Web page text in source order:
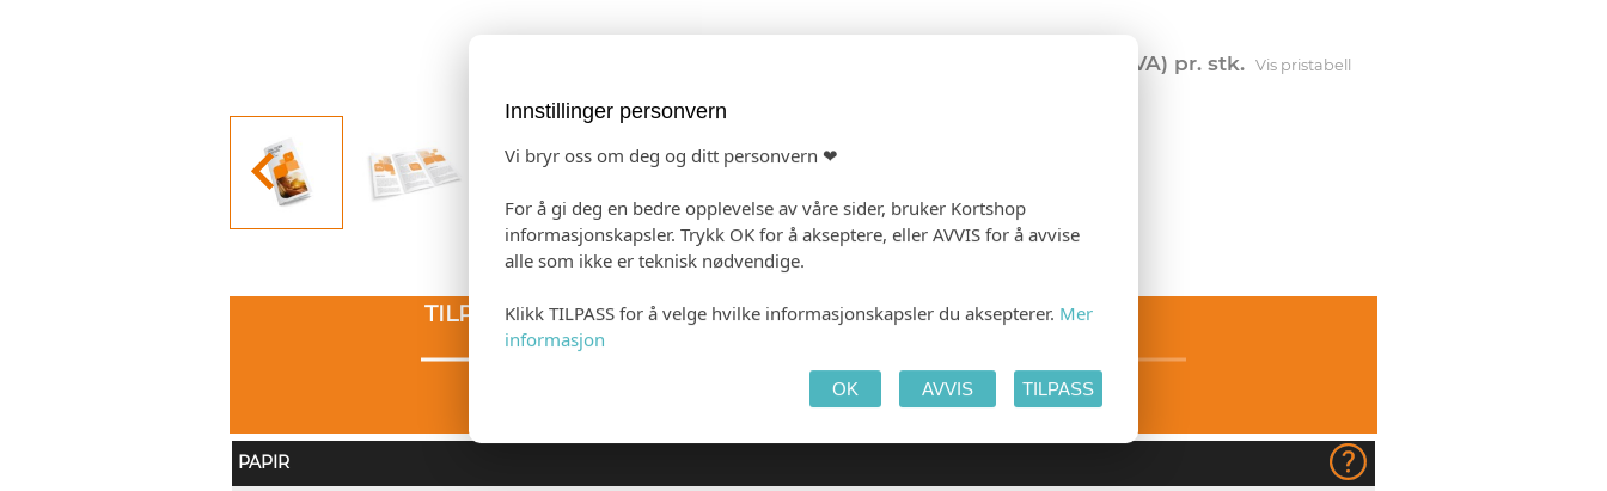
(Eks. MVA) pr. stk. Vis pristabell
TILPASS PRODUKTET HANDLEKURV KASSE
PAPIR
Innstillinger personvern
Vi bryr oss om deg og ditt personvern ❤
For å gi deg en bedre opplevelse av våre sider, bruker Kortshop
informasjonskapsler. Trykk OK for å akseptere, eller AVVIS for å avvise
alle som ikke er teknisk nødvendige.
Klikk TILPASS for å velge hvilke informasjonskapsler du aksepterer. Mer
informasjon
OK AVVIS TILPASS